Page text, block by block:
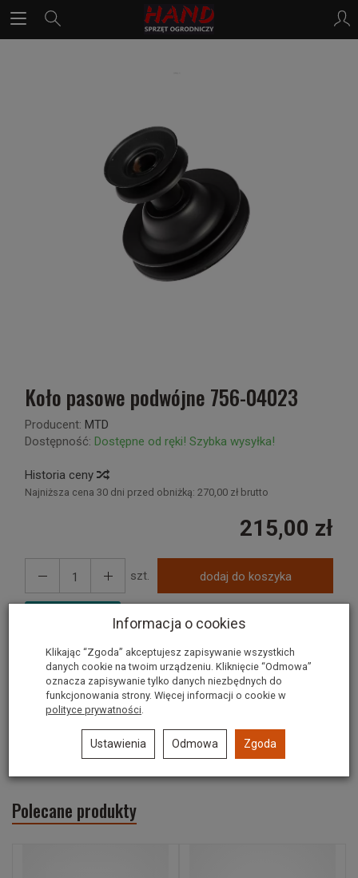
Koło pasowe podwójne 756-04023
Producent: MTD
Dostępność: Dostępne od ręki! Szybka wysyłka!
Historia ceny
Najniższa cena 30 dni przed obniżką: 270,00 zł brutto
215,00 zł
szt. dodaj do koszyka
Koło pasowe podwójne 756-
04023
Część oryginalna
Polecane produkty
Informacja o cookies
Klikając “Zgoda” akceptujesz zapisywanie wszystkich
danych cookie na twoim urządzeniu. Kliknięcie “Odmowa”
oznacza zapisywanie tylko danych niezbędnych do
funkcjonowania strony. Więcej informacji o cookie w
polityce prywatności.
Ustawienia Odmowa Zgoda